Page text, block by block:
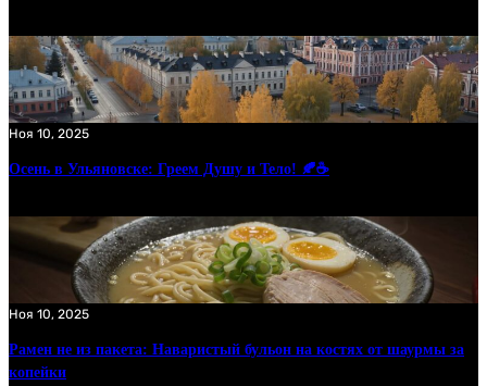
Ноя 10, 2025
Осень в Ульяновске: Греем Душу и Тело! 🍂☕
Ноя 10, 2025
Рамен не из пакета: Наваристый бульон на костях от шаурмы за
копейки